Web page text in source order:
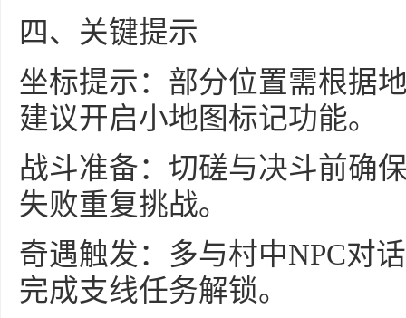
四、关键提示
坐标提示：部分位置需根据
建议开启小地图标记功能。
战斗准备：切磋与决斗前确
失败重复挑战。
奇遇触发：多与村中NPC对
完成支线任务解锁。